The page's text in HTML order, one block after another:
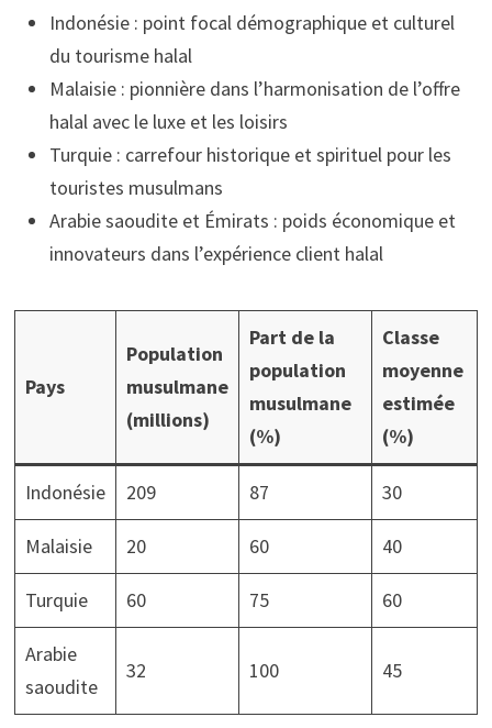
Indonésie : point focal démographique et culturel
du tourisme halal
Malaisie : pionnière dans l’harmonisation de l’offre
halal avec le luxe et les loisirs
Turquie : carrefour historique et spirituel pour les
touristes musulmans
Arabie saoudite et Émirats : poids économique et
innovateurs dans l’expérience client halal
Pays
Population
musulmane
(millions)
Part de la
population
musulmane
(%)
Classe
moyenne
estimée
(%)
Indonésie 209 87 30
Malaisie 20 60 40
Turquie 60 75 60
Arabie
saoudite
32 100 45